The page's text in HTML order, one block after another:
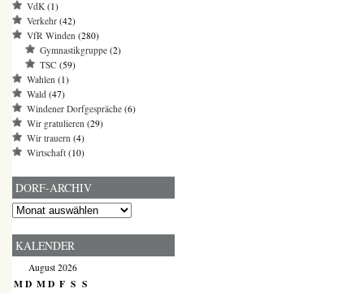
VdK (1)
Verkehr (42)
VfR Winden (280)
Gymnastikgruppe (2)
TSC (59)
Wahlen (1)
Wald (47)
Windener Dorfgespräche (6)
Wir gratulieren (29)
Wir trauern (4)
Wirtschaft (10)
DORF-ARCHIV
Dorf-
KALENDER
August 2026
MD MD F S S